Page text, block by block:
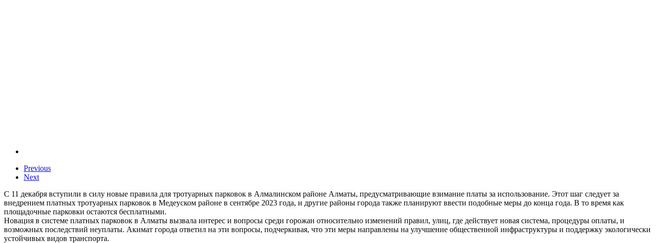
Previous
Next
С 11 декабря вступили в силу новые правила для тротуарных парковок в Алмалинском районе Алматы, предусматривающие взимание платы за использование. Этот шаг следует за
внедрением платных тротуарных парковок в Медеуском районе в сентябре 2023 года, и другие районы города также планируют ввести подобные меры до конца года. В то время как
площадочные парковки остаются бесплатными.
Новация в системе платных парковок в Алматы вызвала интерес и вопросы среди горожан относительно изменений правил, улиц, где действует новая система, процедуры оплаты, и
возможных последствий неуплаты. Акимат города ответил на эти вопросы, подчеркивая, что эти меры направлены на улучшение общественной инфраструктуры и поддержку экологически
устойчивых видов транспорта.